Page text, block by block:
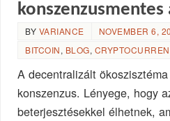
konszenzusmentes
BY VARIANCE
NOVEMBER 6,
BITCOIN, BLOG,
A decentralizált
konszenzus. Lényege, hogy
beterjesztésekkel élhetnek,